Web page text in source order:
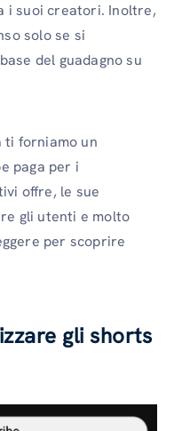
i suoi creatori. Inoltre,
solo se si
del guadagno su
ti forniamo un
paga per i
offre, le sue
gli utenti e molto
per scoprire
gli shorts